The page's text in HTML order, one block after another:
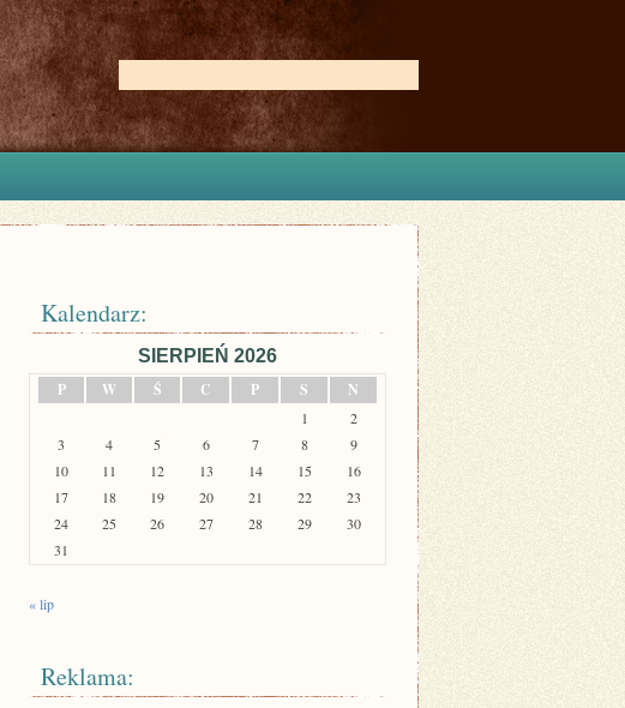
Kalendarz:
SIERPIEŃ 2026
P
W Ś C P S N
1
2
3
4 5 6 7 8
9
10
11 12 13 14 15
16
17
18 19 20 21 22
23
24
25 26 27 28 29
30
31
« lip
Reklama: